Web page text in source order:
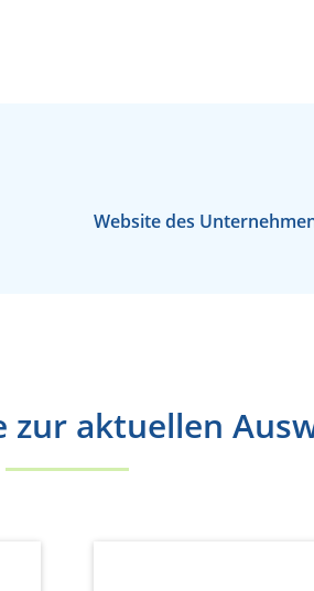
Website des
zur aktuellen